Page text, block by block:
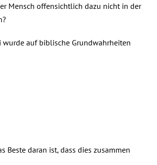
Mensch offensichtlich dazu nicht in der
wurde auf biblische Grundwahrheiten
Beste daran ist, dass dies zusammen